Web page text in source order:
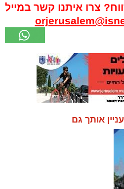
צרו איתנו קשר במייל
אותך גם